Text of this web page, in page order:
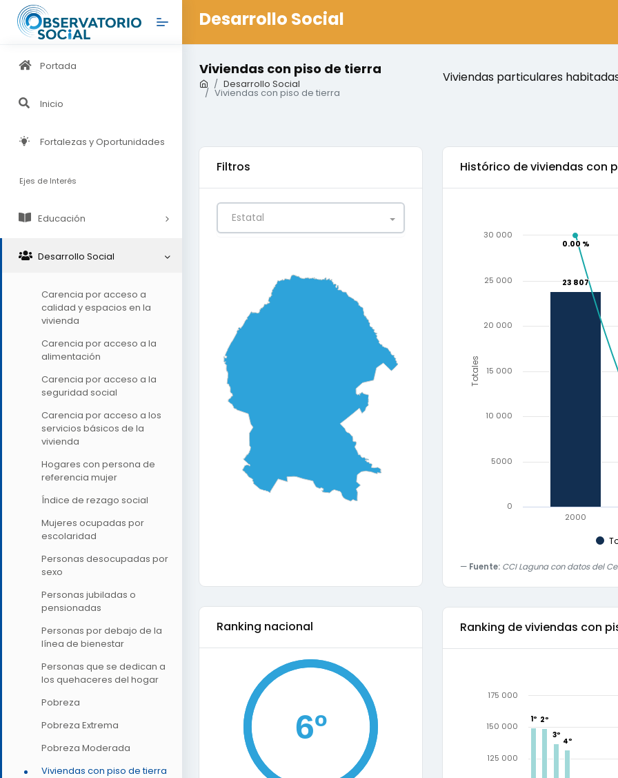
Portada
Inicio
Fortalezas y Oportunidades
Ejes de Interés
Educación
Desarrollo Social
Carencia por acceso a
calidad y espacios en la
vivienda
Carencia por acceso a la
alimentación
Carencia por acceso a la
seguridad social
Carencia por acceso a los
servicios básicos de la
vivienda
Hogares con persona de
referencia mujer
Índice de rezago social
Mujeres ocupadas por
escolaridad
Personas desocupadas por
sexo
Personas jubiladas o
pensionadas
Personas por debajo de la
línea de bienestar
Personas que se dedican a
los quehaceres del hogar
Pobreza
Pobreza Extrema
Pobreza Moderada
Viviendas con piso de tierra
Desarrollo Social
Viviendas con piso de tierra
Desarrollo Social
Viviendas con piso de tierra
Viviendas particulares
Filtros
Estatal
ranking nacional
Histórico deviviendas con
Totales
23 807
23 807
0.00 %
0.00 %
2000
0
5000
10 000
15 000
20 000
25 000
30 000
Fuente: CCI Laguna con datos del
Ranking deviviendas con
1º
1º 2º
2º
3º
3º
4º
4º
125 000
150 000
175 000